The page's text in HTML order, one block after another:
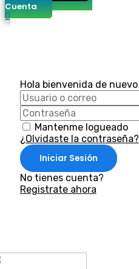
Cuenta
0
Hola bienvenida de nuevo
Mantenme logueado
¿Olvidaste la contraseña?
Iniciar Sesión
No tienes cuenta?
Registrate ahora